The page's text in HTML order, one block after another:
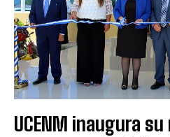
UCENM inaugura